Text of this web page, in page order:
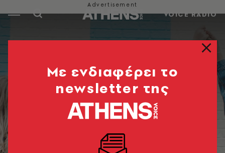
VOICE RADIO
Mε ενδιαφέρει το
newsletter της